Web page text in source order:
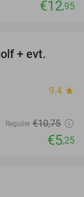
€12,95
+ evt.
9.4 star
Regulier €10,75
€5,25